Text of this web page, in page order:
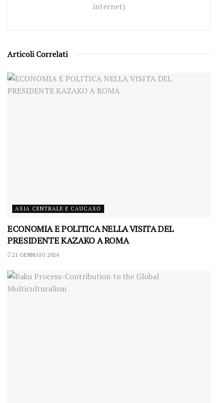
internet)
Articoli Correlati
ASIA CENTRALE E CAUCASO
ECONOMIA E POLITICA NELLA VISITA DEL
PRESIDENTE KAZAKO A ROMA
21 GENNAIO 2024